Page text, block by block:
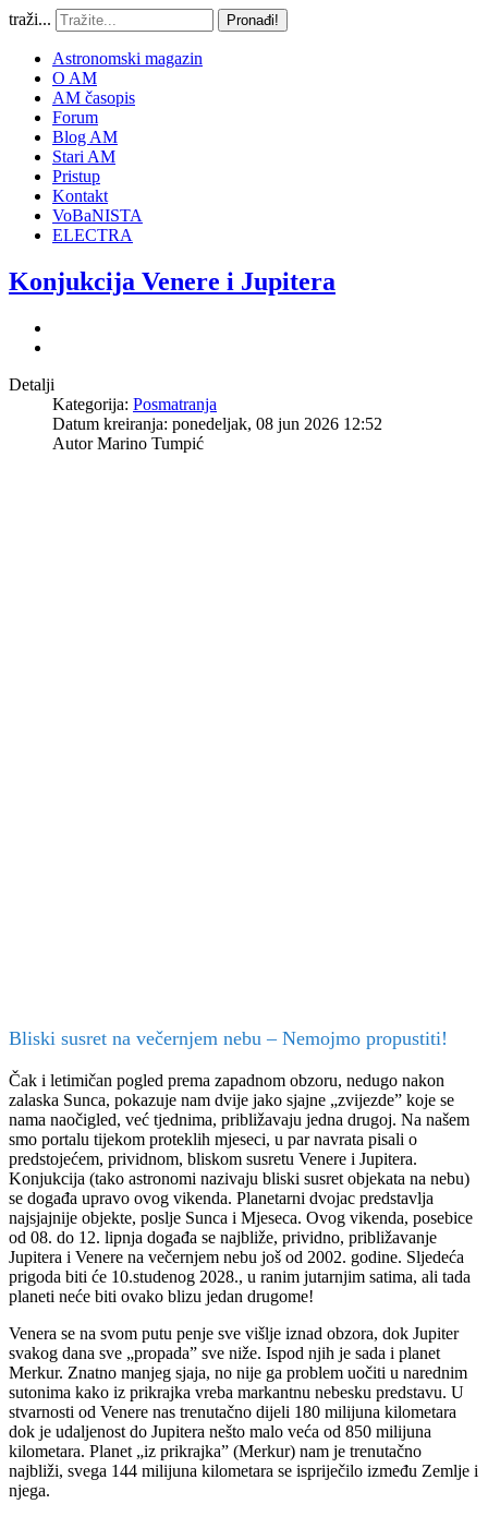
traži... Pronađi!
Astronomski magazin
O AM
AM časopis
Forum
Blog AM
Stari AM
Pristup
Kontakt
VoBaNISTA
ELECTRA
Konjukcija Venere i Jupitera
Detalji
Kategorija: Posmatranja
Datum kreiranja: ponedeljak, 08 jun 2026 12:52
AutorMarino Tumpić
Bliski susret na večernjem nebu – Nemojmo propustiti!
Čak i letimičan pogled prema zapadnom obzoru, nedugo nakon
zalaska Sunca, pokazuje nam dvije jako sjajne „zvijezde” koje se
nama naočigled, već tjednima, približavaju jedna drugoj. Na našem
smo portalu tijekom proteklih mjeseci, u par navrata pisali o
predstojećem, prividnom, bliskom susretu Venere i Jupitera.
Konjukcija (tako astronomi nazivaju bliski susret objekata na nebu)
se događa upravo ovog vikenda. Planetarni dvojac predstavlja
najsjajnije objekte, poslje Sunca i Mjeseca. Ovog vikenda, posebice
od 08. do 12. lipnja događa se najbliže, prividno, približavanje
Jupitera i Venere na večernjem nebu još od 2002. godine. Sljedeća
prigoda biti će 10.studenog 2028., u ranim jutarnjim satima, ali tada
planeti neće biti ovako blizu jedan drugome!
Venera se na svom putu penje sve višlje iznad obzora, dok Jupiter
svakog dana sve „propada” sve niže. Ispod njih je sada i planet
Merkur. Znatno manjeg sjaja, no nije ga problem uočiti u narednim
sutonima kako iz prikrajka vreba markantnu nebesku predstavu. U
stvarnosti od Venere nas trenutačno dijeli 180 milijuna kilometara
dok je udaljenost do Jupitera nešto malo veća od 850 milijuna
kilometara. Planet „iz prikrajka” (Merkur) nam je trenutačno
najbliži, svega 144 milijuna kilometara se ispriječilo između Zemlje i
njega.